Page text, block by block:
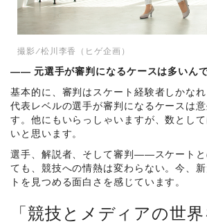
撮影/松川李香（ヒゲ企画）
―― 元選手が審判になるケースは多いん
基本的に、審判はスケート経験者しかな
代表レベルの選手が審判になるケースは
す。他にもいらっしゃいますが、数とし
いと思います。
選手、解説者、そして審判――スケートと
ても、競技への情熱は変わらない。今、
トを見つめる面白さを感じています。
「競技とメディアの世